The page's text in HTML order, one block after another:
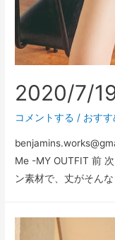
2020/7/
コメントする / おすす
Me -MY OUTFIT 前
ン素材で、丈がそん